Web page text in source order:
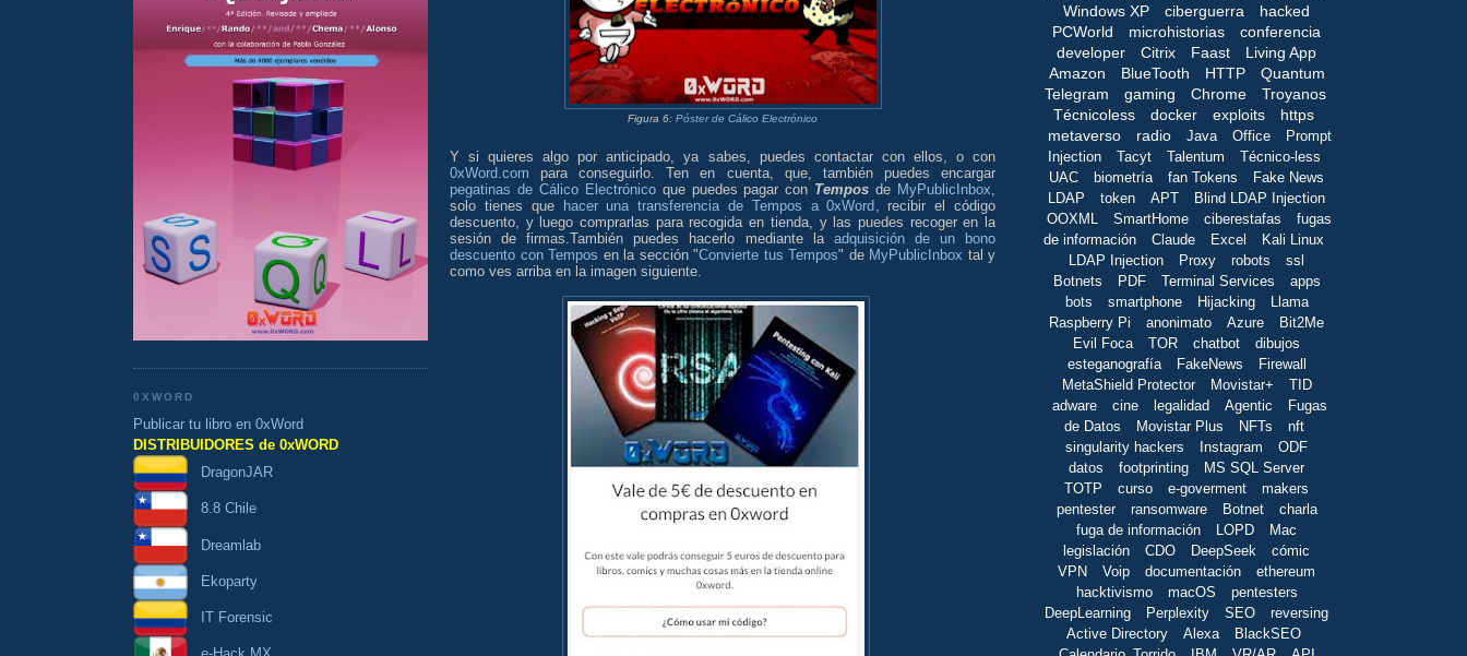
0XWORD
Publicar tu libro en 0xWord
DISTRIBUIDORES de 0xWORD
DragonJAR
8.8 Chile
Dreamlab
Ekoparty
IT Forensic
Figura 6: Póster de Cálico Electrónico
Y si quieres algo por anticipado, ya sabes, puedes contactar con ellos, o con
0xWord.com para conseguirlo. Ten en cuenta, que, también puedes encargar
pegatinas de Cálico Electrónicoque puedes pagar con Tempos de MyPublicInbox
solo tienes que
hacer una transferencia de Tempos a 0xWord , recibir el código
descuento, y luego comprarlas para recogida en tienda, y las puedes recoger en la
sesión de firmas.También puedes hacerlo mediante la adquisición de un bono
descuento con Tempos en la sección "Convierte tus Tempos" de MyPublicInbox tal y
como ves arriba en la imagen siguiente.
Windows XP
ciberguerra
hacked
PCWorld
microhistorias
conferencia
developer
Citrix Faast
Living App
Amazon
BlueTooth HTTP
Quantum
Telegram
gaming Chrome
Troyanos
Técnicoless
docker exploits
https
metaverso
radio Java Office
Prompt
Injection
Tacyt Talentum
Técnico-less
UAC
biometría fan Tokens
Fake News
LDAP
token APT
Blind LDAP Injection
OOXML
SmartHome ciberestafas
fugas
de información
Claude Excel
Kali Linux
LDAP Injection
Proxy robots
ssl
Botnets
PDF Terminal Services
apps
bots
smartphone Hijacking
Llama
Raspberry Pi
anonimato Azure
Bit2Me
Evil Foca
TOR chatbot
dibujos
esteganografía
FakeNews
Firewall
MetaShield Protector
Movistar+
TID
adware
cine legalidad Agentic
Fugas
de Datos
Movistar Plus NFTs
nft
singularity hackers
Instagram
ODF
datos
footprinting
MS SQL Server
TOTP
curso e-goverment
makers
pentester
ransomware Botnet
charla
fuga de información
LOPD
Mac
legislación
CDO DeepSeek
cómic
VPN
Voip documentación
ethereum
hacktivismo
macOS
pentesters
DeepLearning
Perplexity SEO
reversing
Active Directory
Alexa
BlackSEO